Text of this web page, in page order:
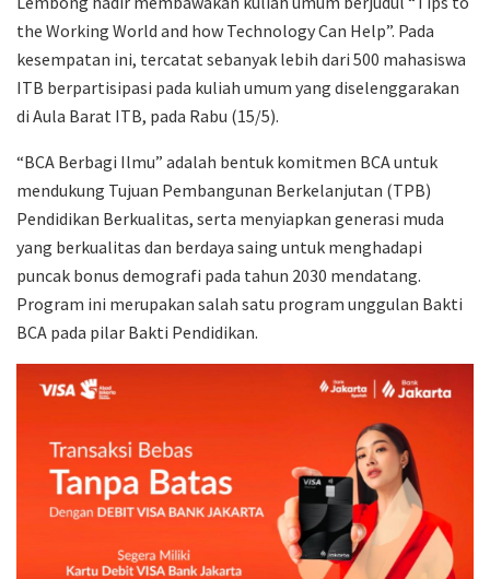
the Working World and how Technology Can Help”. Pada
kesempatan ini, tercatat sebanyak lebih dari 500 mahasiswa
ITB berpartisipasi pada kuliah umum yang diselenggarakan
di Aula Barat ITB, pada Rabu (15/5).
“BCA Berbagi Ilmu” adalah bentuk komitmen BCA untuk
mendukung Tujuan Pembangunan Berkelanjutan (TPB)
Pendidikan Berkualitas, serta menyiapkan generasi muda
yang berkualitas dan berdaya saing untuk menghadapi
puncak bonus demografi pada tahun 2030 mendatang.
Program ini merupakan salah satu program unggulan Bakti
BCA pada pilar Bakti Pendidikan.